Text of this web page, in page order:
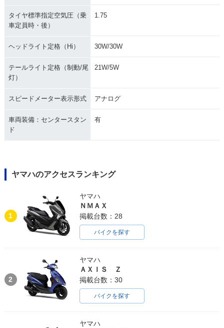
タイヤ標準指定空気圧（乗
車定員時・後）
1.75
ヘッドライト定格（Hi） 30W/30W
テールライト定格（制動/尾
灯）
21W/5W
スピードメーター表示形式 アナログ
車両装備：センタースタン
ド
有
ヤマハのアクセスランキング
1
ヤマハ
ＮＭＡＸ
掲載台数：28
バイクを探す
2
ヤマハ
ＡＸＩＳ Ｚ
掲載台数：30
バイクを探す
ヤマハ